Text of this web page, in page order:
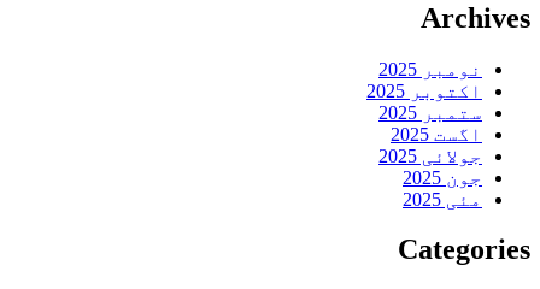
Archives
نومبر 2025
اکتوبر 2025
ستمبر 2025
اگست 2025
جولائی 2025
جون 2025
مئی 2025
Categories